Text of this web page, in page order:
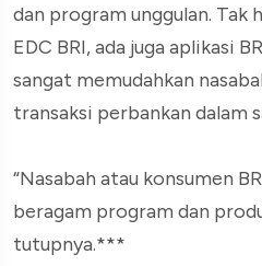
dan program unggulan. Tak
EDC BRI, ada juga aplikasi
sangat memudahkan
transaksi perbankan dalam
“Nasabah atau konsumen
beragam program dan
tutupnya.***